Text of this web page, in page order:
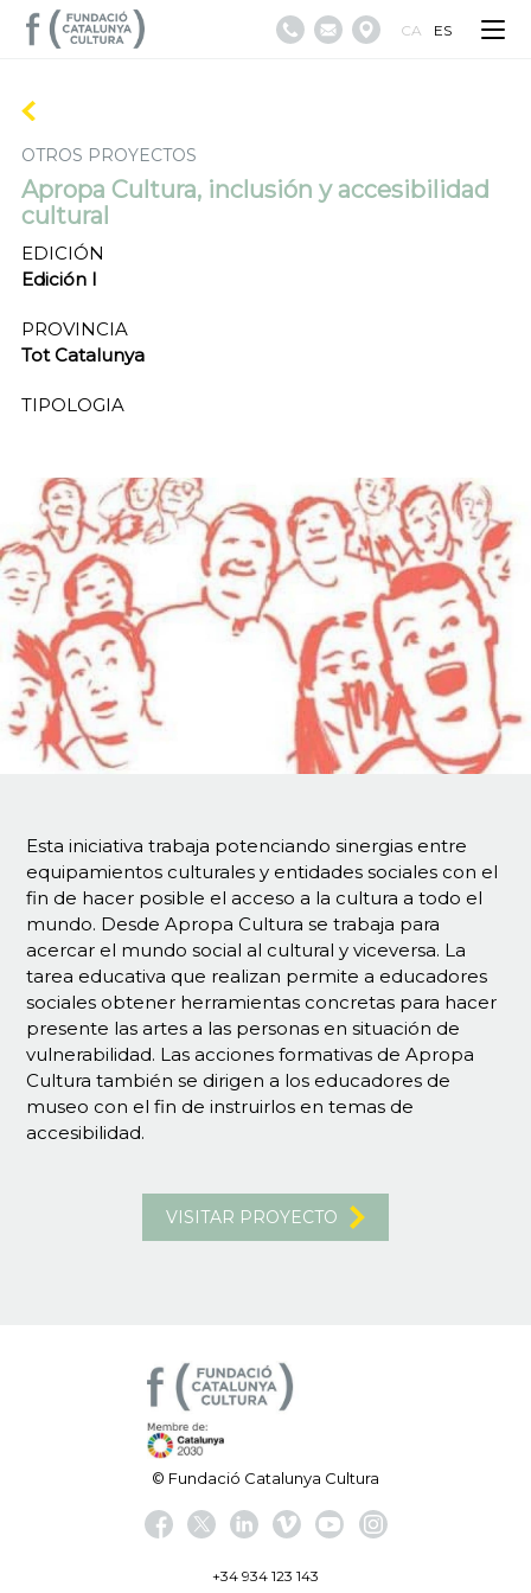
CA ES
OTROS PROYECTOS
Apropa Cultura, inclusión y accesibilidad
cultural
EDICIÓN
Edición I
PROVINCIA
Tot Catalunya
TIPOLOGIA
Esta iniciativa trabaja potenciando sinergias entre
equipamientos culturales y entidades sociales con el
fin de hacer posible el acceso a la cultura a todo el
mundo. Desde Apropa Cultura se trabaja para
acercar el mundo social al cultural y viceversa. La
tarea educativa que realizan permite a educadores
sociales obtener herramientas concretas para hacer
presente las artes a las personas en situación de
vulnerabilidad. Las acciones formativas de Apropa
Cultura también se dirigen a los educadores de
museo con el fin de instruirlos en temas de
accesibilidad.
VISITAR PROYECTO
© Fundació Catalunya Cultura
+34 934 123 143